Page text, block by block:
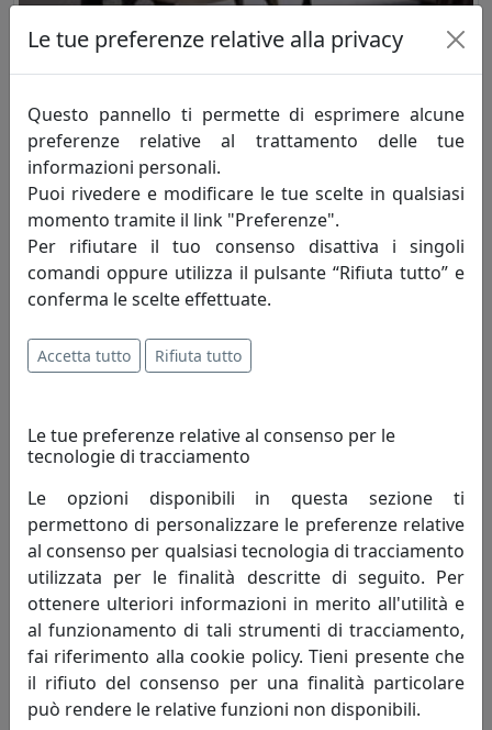
Home & Living Redazione
Come illuminare casa, idee e consigli
Tante idee e consigli per una perfetta illuminazione degli
ambienti. Elimina gli angoli bui e aumenta lo spazio visivo
creando un’atmosfera calda e accogliente
i colori dell'arredo Redazione
Le tue preferenze relative alla privacy
Questo pannello ti permette di esprimere alcune
preferenze relative al trattamento delle tue
informazioni personali.
Puoi rivedere e modificare le tue scelte in qualsiasi
momento tramite il link "Preferenze".
Per rifiutare il tuo consenso disattiva i singoli
comandi oppure utilizza il pulsante “Rifiuta tutto” e
conferma le scelte effettuate.
Accetta tutto Rifiuta tutto
Le tue preferenze relative al consenso per le
tecnologie di tracciamento
Le opzioni disponibili in questa sezione ti
permettono di personalizzare le preferenze relative
al consenso per qualsiasi tecnologia di tracciamento
utilizzata per le finalità descritte di seguito. Per
ottenere ulteriori informazioni in merito all'utilità e
al funzionamento di tali strumenti di tracciamento,
fai riferimento alla cookie policy. Tieni presente che
il rifiuto del consenso per una finalità particolare
può rendere le relative funzioni non disponibili.